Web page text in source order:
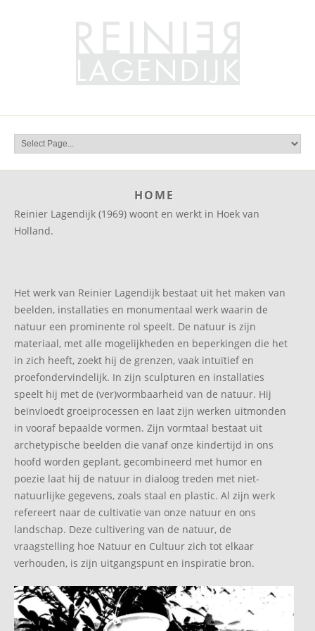
HOME
Reinier Lagendijk (1969) woont en werkt in Hoek van
Holland.
Het werk van Reinier Lagendijk bestaat uit het maken van
beelden, installaties en monumentaal werk waarin de
natuur een prominente rol speelt. De natuur is zijn
materiaal, met alle mogelijkheden en beperkingen die het
in zich heeft, zoekt hij de grenzen, vaak intuïtief en
proefondervindelijk. In zijn sculpturen en installaties
speelt hij met de (ver)vormbaarheid van de natuur. Hij
beïnvloedt groeiprocessen en laat zijn werken uitmonden
in vooraf bepaalde vormen. Zijn vormtaal bestaat uit
archetypische beelden die vanaf onze kindertijd in ons
hoofd worden geplant, gecombineerd met humor en
poezie laat hij de natuur in dialoog treden met niet-
natuurlijke gegevens, zoals staal en plastic. Al zijn werk
refereert naar de cultivatie van onze natuur en ons
landschap. Deze cultivering van de natuur, de
vraagstelling hoe Natuur en Cultuur zich tot elkaar
verhouden, is zijn uitgangspunt en inspiratie bron.